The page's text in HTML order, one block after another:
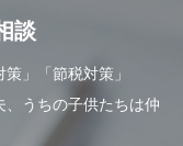
談
」「節税対策」
うちの子供たちは仲